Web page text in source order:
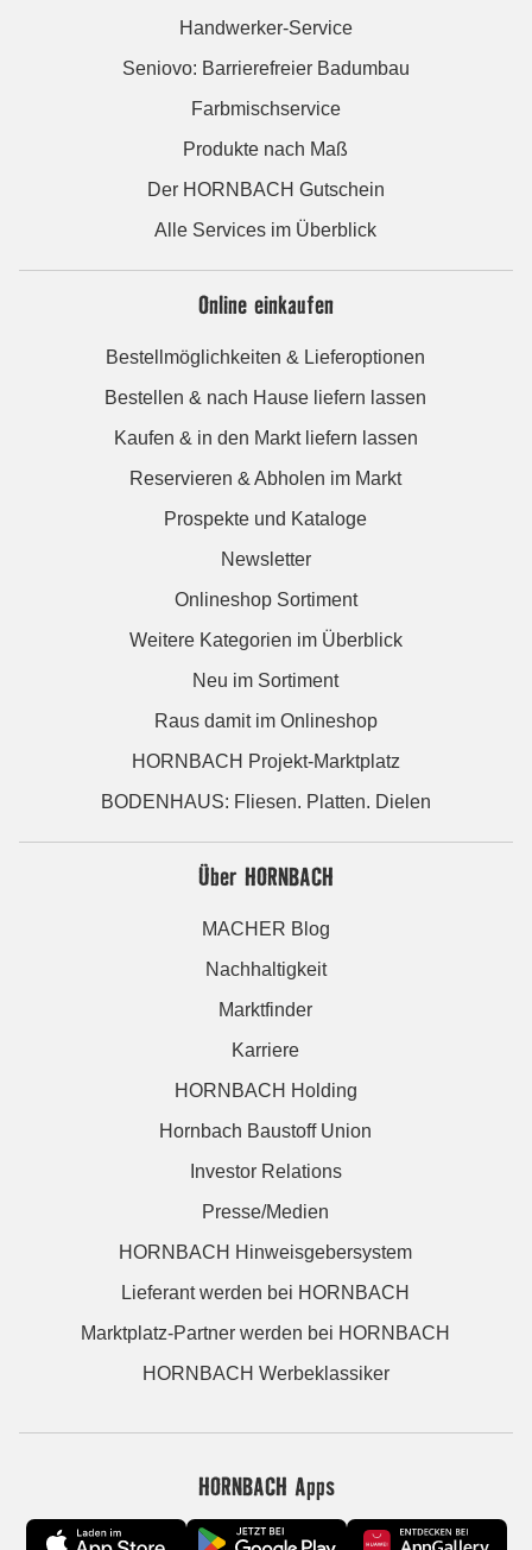
Handwerker-Service
Seniovo: Barrierefreier Badumbau
Farbmischservice
Produkte nach Maß
Der HORNBACH Gutschein
Alle Services im Überblick
Online einkaufen
Bestellmöglichkeiten & Lieferoptionen
Bestellen & nach Hause liefern lassen
Kaufen & in den Markt liefern lassen
Reservieren & Abholen im Markt
Prospekte und Kataloge
Newsletter
Onlineshop Sortiment
Weitere Kategorien im Überblick
Neu im Sortiment
Raus damit im Onlineshop
HORNBACH Projekt-Marktplatz
BODENHAUS: Fliesen. Platten. Dielen
Über HORNBACH
MACHER Blog
Nachhaltigkeit
Marktfinder
Karriere
HORNBACH Holding
Hornbach Baustoff Union
Investor Relations
Presse/Medien
HORNBACH Hinweisgebersystem
Lieferant werden bei HORNBACH
Marktplatz-Partner werden bei HORNBACH
HORNBACH Werbeklassiker
HORNBACH Apps